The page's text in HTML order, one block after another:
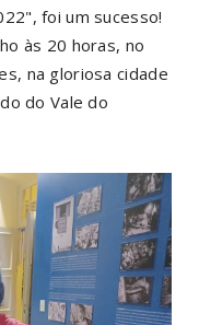
foi um sucesso!
às 20 horas, no
na gloriosa cidade
do Vale do